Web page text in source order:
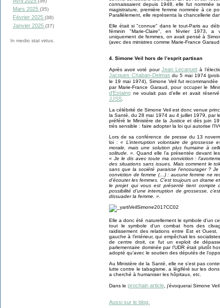
Mars 2025 (35)
Février 2025 (38)
Janvier 2025 (37)
In medio stat virtus.
connaissaient depuis 1948, elle fut nommée
magistrature, première femme nommée à ce
Parallèlement, elle représenta la chancellerie
Elle était si "connue" dans le tout-Paris au
féminin "Marie-Claire", en février 1973, a
uniquement de femmes, on avait pensé à
(avec des ministres comme Marie-France
4. Simone Veil hors de l’esprit partisan
Après avoir voté pour Jean Lecanuet à
Jacques Chaban-Delmas du 5 mai 1974
le 19 mai 1974), Simone Veil fut
par Marie-France Garaud, pour occuper le
d’Estaing ne voulait pas d’elle et avait
JJSS
La célébrité de Simone Veil est donc venue
la Santé, du 28 mai 1974 au 4 juillet 1979, par
préféré le Ministère de la Justice et dès juin
très sensible : faire adopter la loi qui autorise
Lors de sa conférence de presse du 13
loi :« L’interruption volontaire de grossesse
morale, mais une solution plus humaine à
solitude. » . Quand elle l’a présentée devant
« Je le dis avec toute ma conviction :
des situations sans issues. Mais comment le
sans que la société paraisse l’encourager ?
conviction de femme (…) : aucune femme ne
d’écouter les femmes. C’est toujours un drame
le projet qui vous est présenté tient compte
possibilité d’une interruption de grossesse,
dissuader la femme. »
Elle a donc été naturellement le symbole d’un
tout le symbole d’un combat hors des
raidissement des relations entre Est et
gauche à l’intérieur, qui empêchait les
de centre droit, ce fut un exploit de
parlementaire dominée par l’UDR était plutôt
adopté qu’avec le soutien des députés de
Au Ministère de la Santé, elle ne s’est pas
lutte contre le tabagisme, a légiféré sur les
a cherché à humaniser les hôpitaux, etc.
Dans le prochain article , j’évoquerai Simone
Aussi sur le blog.